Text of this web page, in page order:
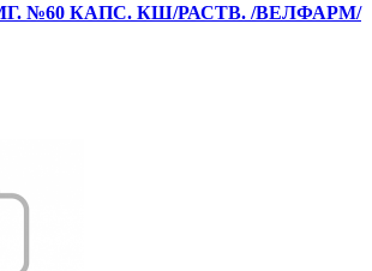
№60 КАПС. КШ/РАСТВ. /ВЕЛФАРМ/